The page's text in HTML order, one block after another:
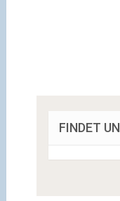
FINDET